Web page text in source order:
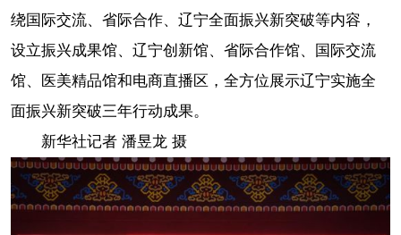
绕国际交流、省际合作、辽宁全面振兴新突破等内容，
设立振兴成果馆、辽宁创新馆、省际合作馆、国际交流
馆、医美精品馆和电商直播区，全方位展示辽宁实施全
面振兴新突破三年行动成果。
新华社记者 潘昱龙 摄